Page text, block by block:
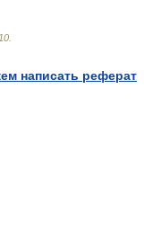
написать реферат